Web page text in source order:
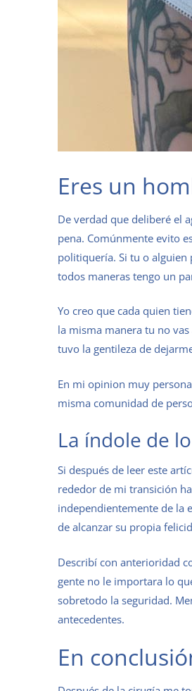
Eres un
De verdad que deliberé el
pena. Comúnmente evito
politiquería. Si tu o
todos maneras tengo un
Yo creo que cada quien
la misma manera tu no
tuvo la gentileza de
En mi opinion muy
misma comunidad de
La índole de
Si después de leer este
rededor de mi transición
independientemente de la
de alcanzar su propia
Describí con anterioridad
gente no le importara lo
sobretodo la seguridad.
antecedentes.
En